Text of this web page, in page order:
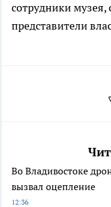
сотрудники
представители
Во Владивостоке
вызвал оцепление
12:36